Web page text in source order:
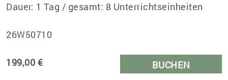
Dauer: 1 Tag / gesamt: 8 Unterrichtseinheiten
26W50710
199,00 € BUCHEN